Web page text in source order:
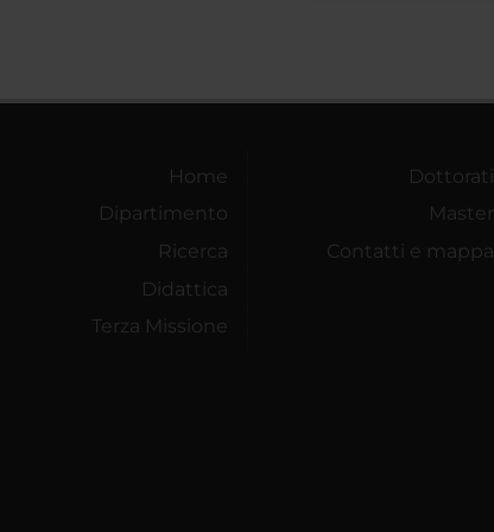
Home
Dipartimento
Ricerca
Didattica
Terza Missione
Dottorati
Master
Contatti e mappa